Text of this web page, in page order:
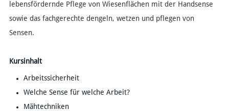
lebensfördernde Pflege von Wiesenflächen mit der Handsense
sowie das fachgerechte dengeln, wetzen und pflegen von
Sensen.
Kursinhalt
Arbeitssicherheit
Welche Sense für welche Arbeit?
Mähtechniken